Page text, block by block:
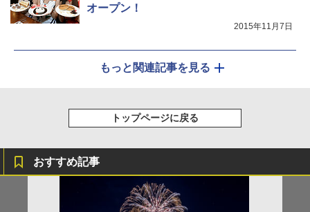
オープン！
2015年11月7日
もっと関連記事を見る
トップページに戻る
おすすめ記事